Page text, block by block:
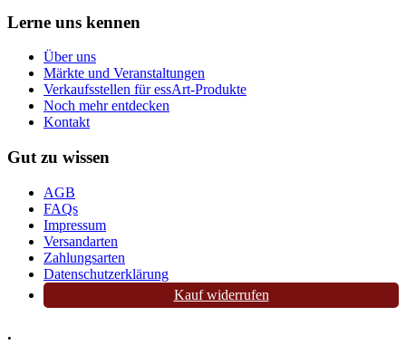
Lerne uns kennen
Über uns
Märkte und Veranstaltungen
Verkaufsstellen für essArt-Produkte
Noch mehr entdecken
Kontakt
Gut zu wissen
AGB
FAQs
Impressum
Versandarten
Zahlungsarten
Datenschutzerklärung
Kauf widerrufen
.